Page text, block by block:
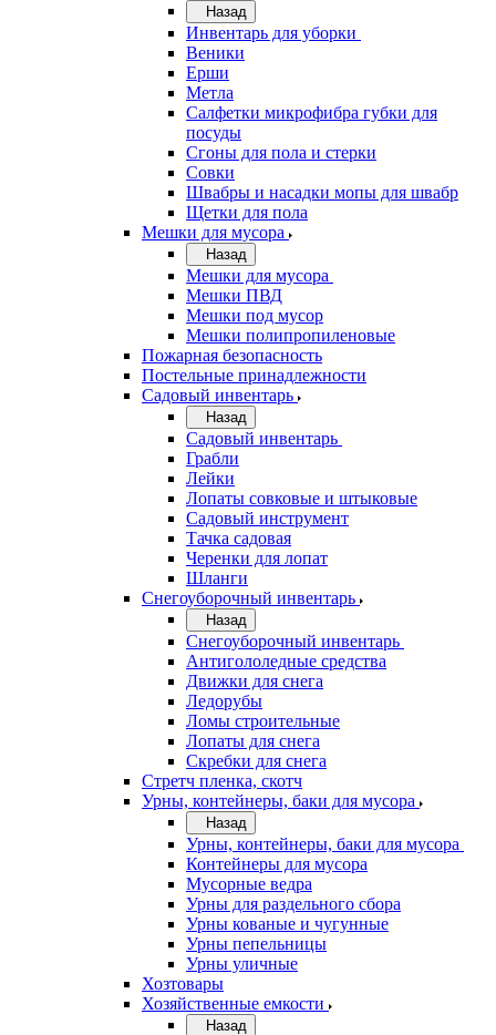
Назад
Инвентарь для уборки
Веники
Ерши
Метла
Салфетки микрофибра губки для
посуды
Сгоны для пола и стерки
Совки
Швабры и насадки мопы для швабр
Щетки для пола
Мешки для мусора
Назад
Мешки для мусора
Мешки ПВД
Мешки под мусор
Мешки полипропиленовые
Пожарная безопасность
Постельные принадлежности
Садовый инвентарь
Назад
Садовый инвентарь
Грабли
Лейки
Лопаты совковые и штыковые
Садовый инструмент
Тачка садовая
Черенки для лопат
Шланги
Снегоуборочный инвентарь
Назад
Снегоуборочный инвентарь
Антигололедные средства
Движки для снега
Ледорубы
Ломы строительные
Лопаты для снега
Скребки для снега
Стретч пленка, скотч
Урны, контейнеры, баки для мусора
Назад
Урны, контейнеры, баки для мусора
Контейнеры для мусора
Мусорные ведра
Урны для раздельного сбора
Урны кованые и чугунные
Урны пепельницы
Урны уличные
Хозтовары
Хозяйственные емкости
Назад